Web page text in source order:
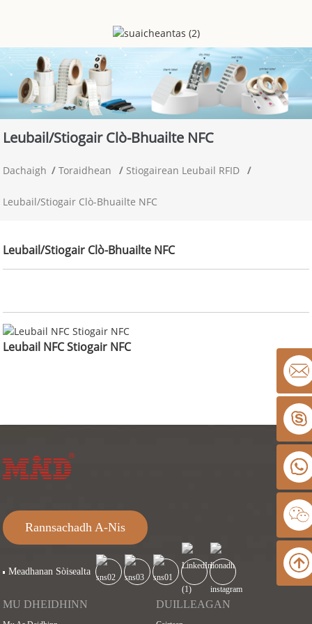
Leubail/stiogair Clò-Bhuailte NFC
Dachaigh Toraidhean Stiogairean Leubail RFID
Leubail/stiogair Clò-Bhuailte NFC
Leubail/stiogair Clò-Bhuailte NFC
Leubail NFC Stiogair NFC
Rannsachadh A-Nis
Meadhanan Sòisealta
MU DHEIDHINN DUILLEAGAN